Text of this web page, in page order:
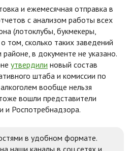
и ежемесячная отправка в
с анализом работы всех
(лотоклубы, букмекеры,
том, сколько таких заведений
в документе не указано.
утвердили новый состав
штаба и комиссии по
вообще нельзя
вошли представители
и Роспотребнадзора.
в удобном формате.